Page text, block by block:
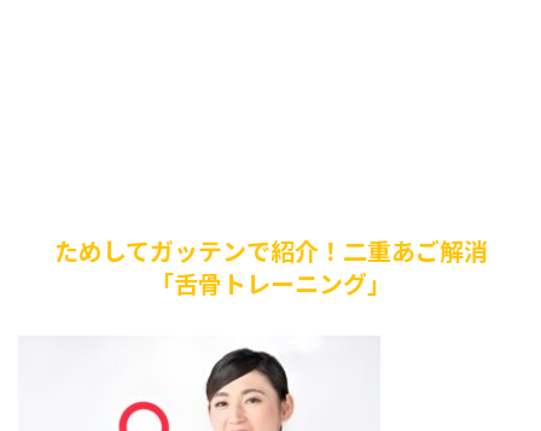
ためしてガッテンで紹介！二重あご解消
「舌骨トレーニング」